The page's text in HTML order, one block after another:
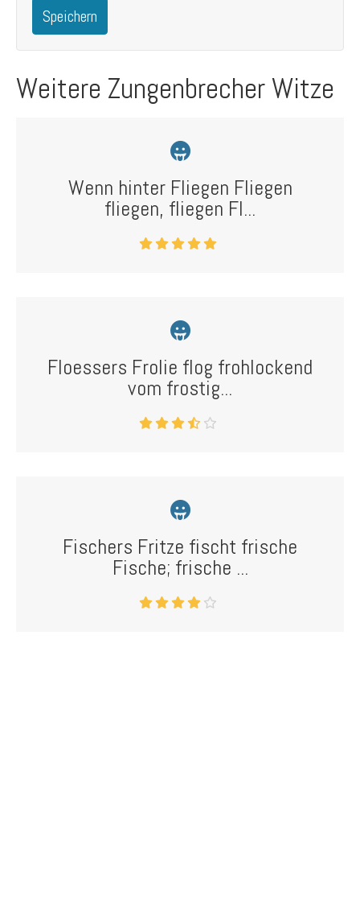
Speichern
Weitere Zungenbrecher Witze
Wenn hinter Fliegen Fliegen
fliegen, fliegen Fl...
Floessers Frolie flog frohlockend
vom frostig...
Fischers Fritze fischt frische
Fische; frische ...